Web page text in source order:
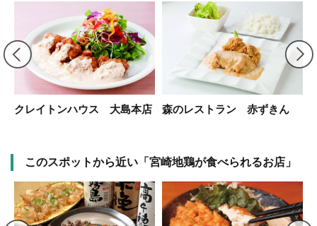
クレイトンハウス 大島本店 森のレストラン 赤ずきん
このスポットから近い「宮崎地鶏が食べられるお店」